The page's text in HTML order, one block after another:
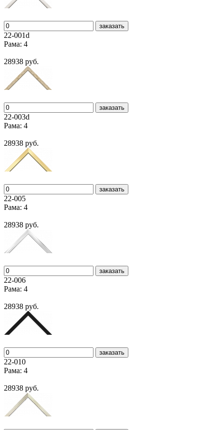
заказать
22-001d
Рама: 4
28938 руб.
заказать
22-003d
Рама: 4
28938 руб.
заказать
22-005
Рама: 4
28938 руб.
заказать
22-006
Рама: 4
28938 руб.
заказать
22-010
Рама: 4
28938 руб.